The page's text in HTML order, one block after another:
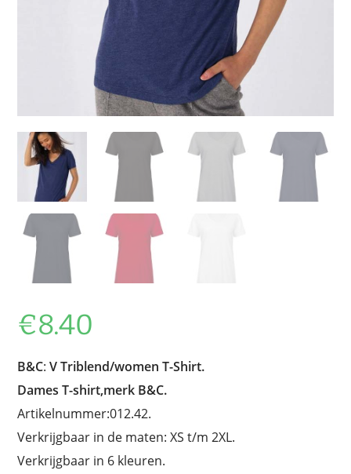
€8.40
B&C:V Triblend/women T-Shirt.
Dames T-shirt,merk B&C.
Artikelnummer:012.42.
Verkrijgbaar in de maten: XS t/m 2XL.
Verkrijgbaar in 6 kleuren.